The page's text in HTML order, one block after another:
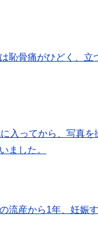
恥骨痛がひどく、立
入ってから、写真
ました。
流産から1年、妊娠